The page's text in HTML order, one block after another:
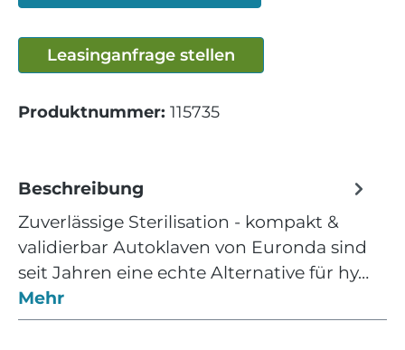
Leasinganfrage stellen
Produktnummer: 115735
Beschreibung
Zuverlässige Sterilisation - kompakt &
validierbar Autoklaven von Euronda sind
seit Jahren eine echte Alternative für hy…
Mehr